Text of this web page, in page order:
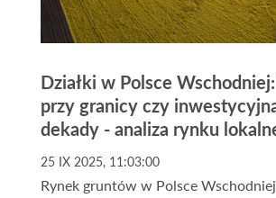
Działki w Polsce
przy granicy czy
dekady - analiza rynku
25 IX 2025, 11:03:00
Rynek gruntów w Polsce